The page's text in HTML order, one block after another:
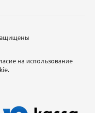
на использование